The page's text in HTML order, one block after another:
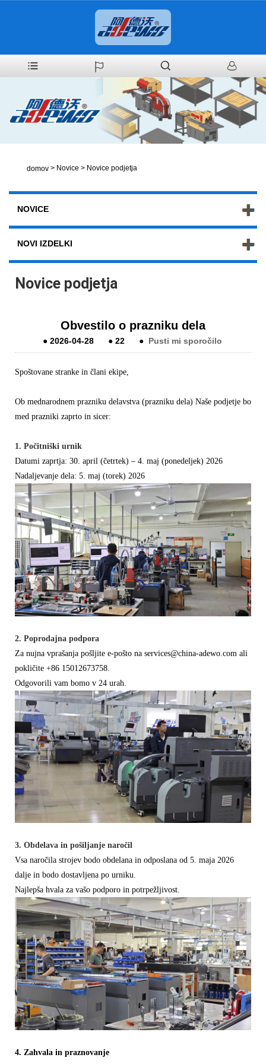
domov > Novice > Novice podjetja
NOVICE
NOVI IZDELKI
Novice podjetja
Obvestilo o prazniku dela
●2026-04-28 ●22 ● Pusti mi sporočilo
Spoštovane stranke in člani ekipe,
Ob mednarodnem prazniku delavstva (prazniku dela) Naše podjetje bo
med prazniki zaprto in sicer:
1. Počitniški urnik
Datumi zaprtja: 30. april (četrtek) – 4. maj (ponedeljek) 2026
Nadaljevanje dela: 5. maj (torek) 2026
2. Poprodajna podpora
Za nujna vprašanja pošljite e-pošto na services@china-adewo.com ali
pokličite +86 15012673758.
Odgovorili vam bomo v 24 urah.
3. Obdelava in pošiljanje naročil
Vsa naročila strojev bodo obdelana in odposlana od 5. maja 2026
dalje in bodo dostavljena po urniku.
Najlepša hvala za vašo podporo in potrpežljivost.
4. Zahvala in praznovanje